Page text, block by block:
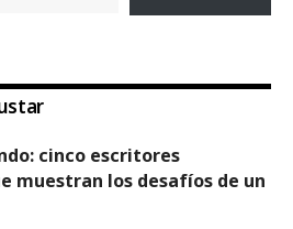
cinco escritores
muestran los desafíos de un